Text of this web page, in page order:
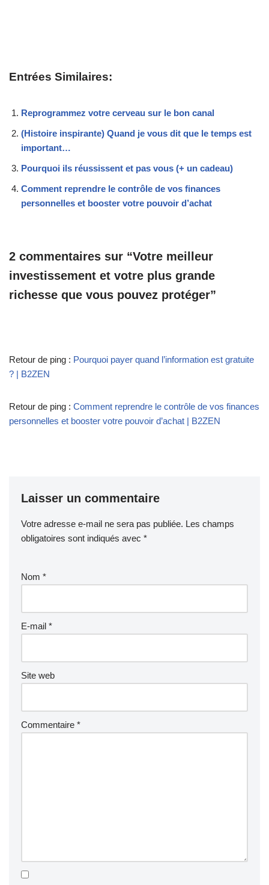
Entrées Similaires:
Reprogrammez votre cerveau sur le bon canal
(Histoire inspirante) Quand je vous dit que le temps est
important…
Pourquoi ils réussissent et pas vous (+ un cadeau)
Comment reprendre le contrôle de vos finances
personnelles et booster votre pouvoir d’achat
2 commentaires sur “Votre meilleur
investissement et votre plus grande
richesse que vous pouvez protéger”
Retour de ping : Pourquoi payer quand l’information est gratuite
? | B2ZEN
Retour de ping : Comment reprendre le contrôle de vos finances
personnelles et booster votre pouvoir d’achat | B2ZEN
Laisser un commentaire
Votre adresse e-mail ne sera pas publiée. Les champs
obligatoires sont indiqués avec *
Nom *
E-mail *
Site web
Commentaire *